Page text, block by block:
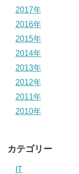
2017年
2016年
2015年
2014年
2013年
2012年
2011年
2010年
カテゴリー
IT